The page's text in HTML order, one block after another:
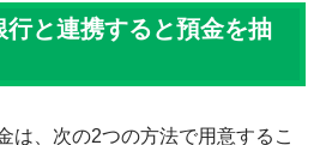
と連携すると預金を抽
は、次の2つの方法で用意するこ